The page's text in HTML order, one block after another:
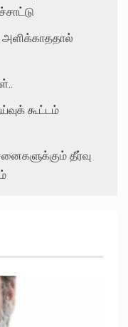
அளிக்காததால்
கூட்டம்
தீர்வு